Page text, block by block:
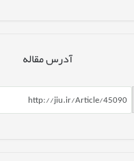
آدرس مقاله